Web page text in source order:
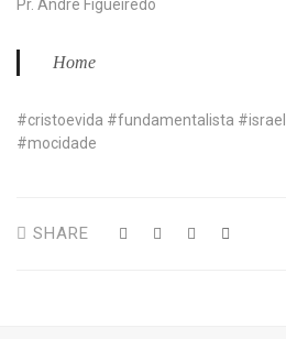
Pr. André Figueiredo
Home
#cristoevida #fundamentalista #israel
#mocidade
SHARE